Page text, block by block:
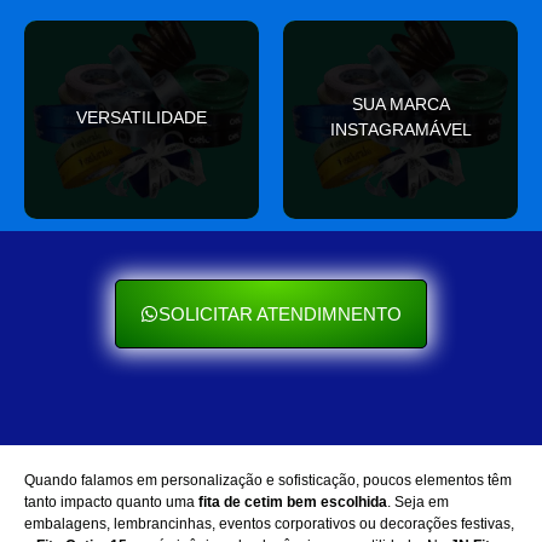
VERSATILIDADE
Se encaixa em qualquer
ocasião e sempre agrega
valor
SUA MARCA
INSTAGRAMÁVEL
Seu cliente ama mostrar
nas redes sociais
SOLICITAR ATENDIMNENTO
Quando falamos em personalização e sofisticação, poucos elementos têm
tanto impacto quanto uma fita de cetim bem escolhida. Seja em
embalagens, lembrancinhas, eventos corporativos ou decorações festivas,